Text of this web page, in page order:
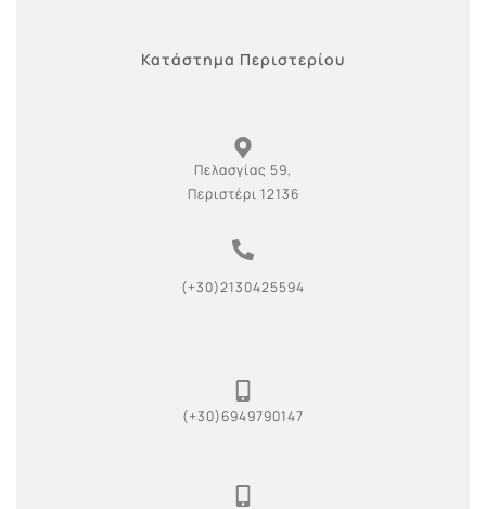
Κατάστημα Περιστερίου
Πελασγίας 59,
Περιστέρι 12136
(+30)2130425594
(+30)6949790147